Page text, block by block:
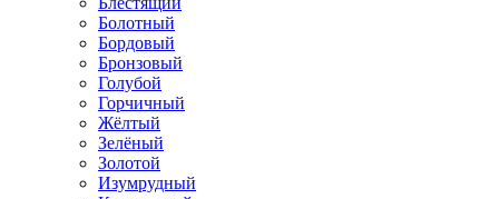
Болотный
Бордовый
Бронзовый
Голубой
Горчичный
Жёлтый
Зелёный
Золотой
Изумрудный